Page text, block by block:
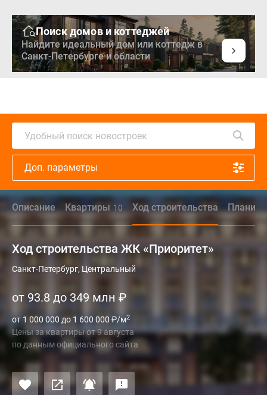
Поиск домов и коттеджей
Найдите идеальный дом или коттедж в
Санкт-Петербурге и области
Удобный поиск новостроек
Доп. параметры
Описание Квартиры 10 Ход строительства
Ход строительства ЖК «Приоритет»
Санкт-Петербург, Центральный
от 93.8 до 349 млн ₽
от 1 000 000 до 1 600 000 ₽/м2
Цены за квартирыот9 августа
по данным официального сайта